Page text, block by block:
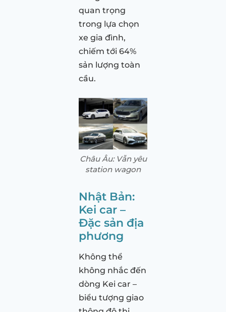
quan trọng
trong lựa chọn
xe gia đình,
chiếm tới 64%
sản lượng toàn
cầu.
Châu Âu: Vẫn yêu
station wagon
Nhật Bản:
Kei car –
Đặc sản địa
phương
Không thể
không nhắc đến
dòng Kei car –
biểu tượng giao